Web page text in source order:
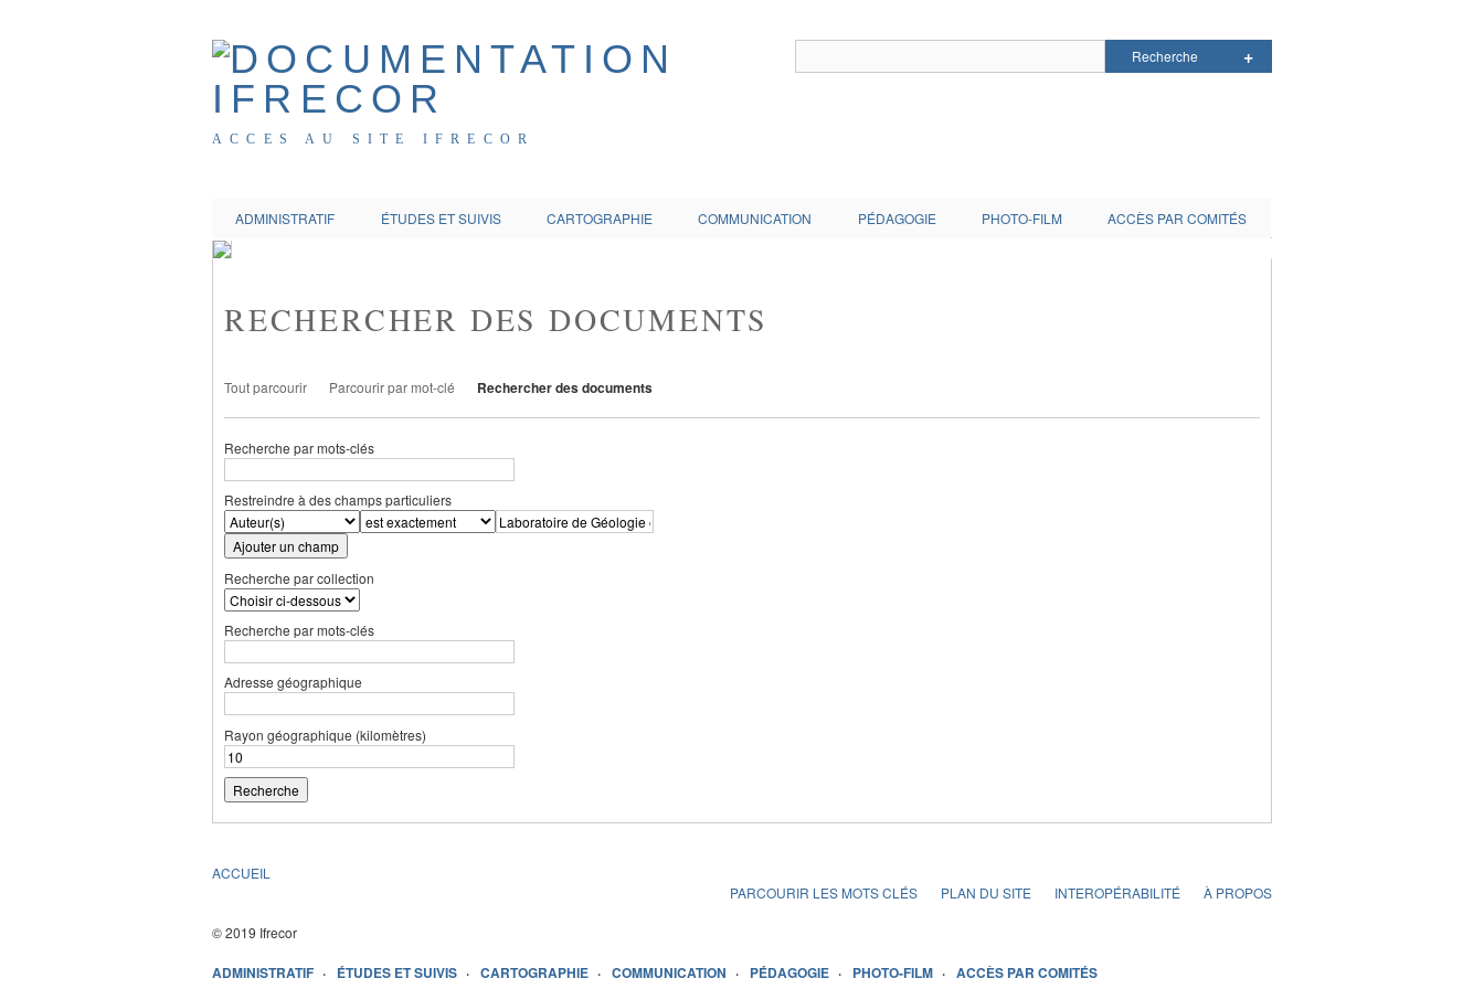
ACCES AU SITE IFRECOR
ADMINISTRATIF ÉTUDES ET SUIVIS CARTOGRAPHIE COMMUNICATION PÉDAGOGIE PHOTO-FILM ACCÈS PAR COMITÉS
RECHERCHER DES DOCUMENTS
Tout parcourir Parcourir par mot-clé Rechercher des documents
Recherche par mots-clés
Restreindre à des champs particuliers
Ajouter un champ
Recherche par collection
Recherche par mots-clés
Adresse géographique
Rayon géographique (kilomètres)
ACCUEIL
PARCOURIR LES MOTS CLÉS
PLAN DU SITE INTEROPÉRABILITÉ À PROPOS
© 2019 Ifrecor
ADMINISTRATIF ÉTUDES ET SUIVIS CARTOGRAPHIE COMMUNICATION PÉDAGOGIE PHOTO-FILM ACCÈS PAR COMITÉS